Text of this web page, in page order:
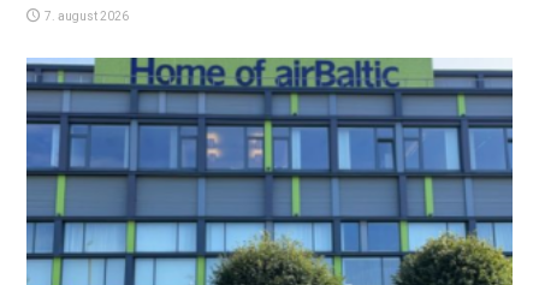
7. august 2026